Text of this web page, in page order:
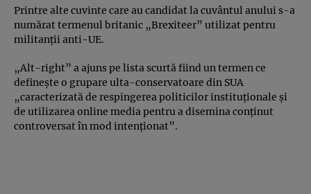
Printre alte cuvinte care au candidat la cuvântul anului s-a
numărat termenul britanic „Brexiteer” utilizat pentru
militanţii anti-UE.
„Alt-right” a ajuns pe lista scurtă fiind un termen ce
defineşte o grupare ulta-conservatoare din SUA
„caracterizată de respingerea politicilor instituţionale şi
de utilizarea online media pentru a disemina conţinut
controversat în mod intenţionat”.